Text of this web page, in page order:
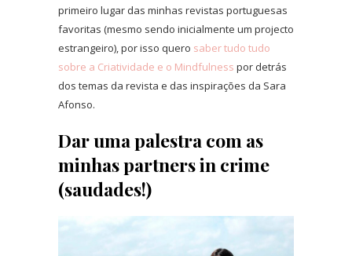
primeiro lugar das minhas revistas portuguesas
favoritas (mesmo sendo inicialmente um projecto
estrangeiro), por isso quero saber tudo tudo
sobre a Criatividade e o Mindfulness por detrás
dos temas da revista e das inspirações da Sara
Afonso.
Dar uma palestra com as
minhas partners in crime
(saudades!)